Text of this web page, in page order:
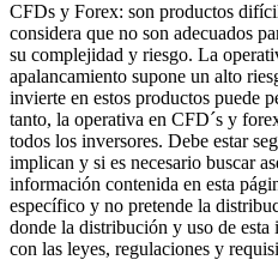
CFDs y Forex: son productos
considera que no son adecuados
su complejidad y riesgo. La
apalancamiento supone un alto
invierte en estos productos puede
tanto, la operativa en CFD´s y
todos los inversores. Debe estar
implican y si es necesario buscar
información contenida en esta
específico y no pretende la
donde la distribución y uso de
con las leyes, regulaciones y